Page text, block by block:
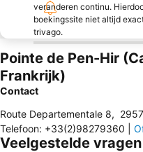
veranderen continu.
boekingssite niet altijd
trivago.
Pointe de Pen-Hir
Frankrijk)
Contact
Route Departementale 8,
Telefoon: +33(2)98279360
Veelgestelde